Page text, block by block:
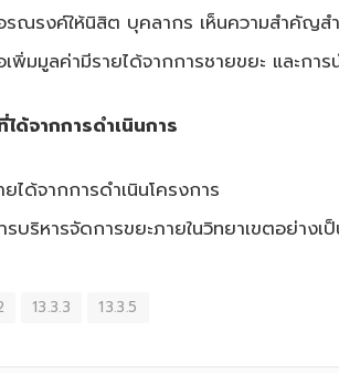
รณรงค์ให้นิสิต บุคลากร เห็นความสำคัญ
เพิ่มมูลค่ามีรายได้จากการชายขยะ และการ
ด้จากการดำเนินการ
ยได้จากการดำเนินโครงการ
รบริหารจัดการขยะภายในวิทยาเขตอย่างเ
13.3.3 13.3.5